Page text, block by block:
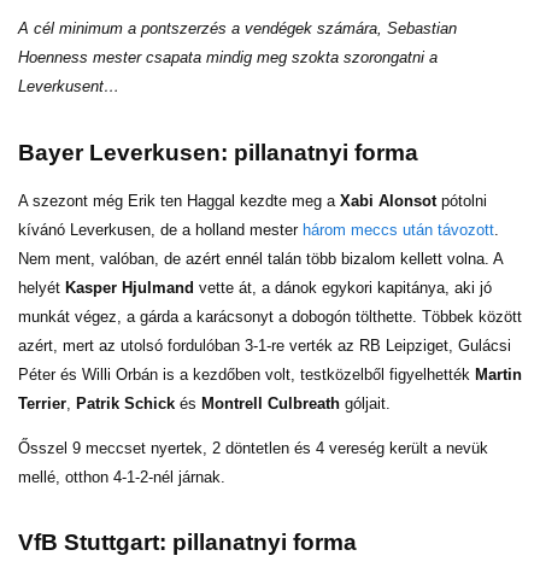
A cél minimum a pontszerzés a vendégek számára, Sebastian
Hoenness mester csapata mindig meg szokta szorongatni a
Leverkusent…
Bayer Leverkusen: pillanatnyi forma
A szezont még Erik ten Haggal kezdte meg a Xabi Alonsot pótolni
kívánó Leverkusen, de a holland mester három meccs után távozott
Nem ment, valóban, de azért ennél talán több bizalom kellett volna. A
helyét Kasper Hjulmand vette át, a dánok egykori kapitánya, aki jó
munkát végez, a gárda a karácsonyt a dobogón tölthette. Többek között
azért, mert az utolsó fordulóban 3-1-re verték az RB Leipziget, Gulácsi
Péter és Willi Orbán is a kezdőben volt, testközelből figyelhették Martin
Terrier Patrik Schick és Montrell Culbreath góljait.
Ősszel 9 meccset nyertek, 2 döntetlen és 4 vereség került a nevük
mellé, otthon 4-1-2-nél járnak.
VfB Stuttgart: pillanatnyi forma